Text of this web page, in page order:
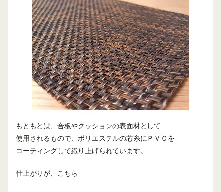
もともとは、合板やクッションの表面材として
使用されるもので、ポリエステルの芯糸にＰＶＣを
コーティングして織り上げられています。
仕上がりが、こちら